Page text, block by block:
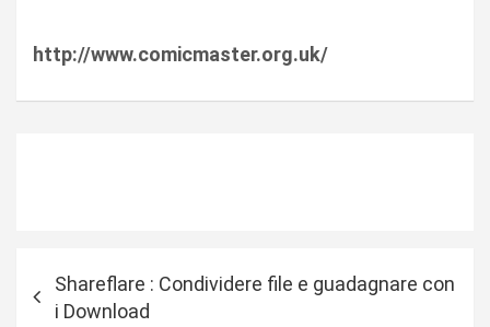
http://www.comicmaster.org.uk/
Shareflare : Condividere file e guadagnare con
i Download